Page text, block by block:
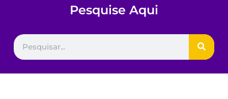
Pesquise Aqui